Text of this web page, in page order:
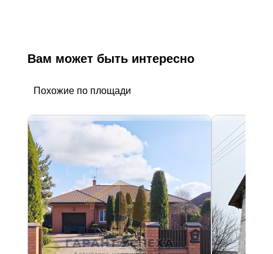
Вам может быть интересно
Похожие по площади